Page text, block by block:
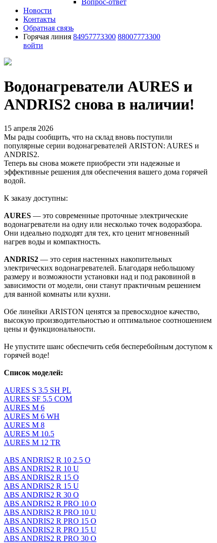
Вопрос-ответ
Новости
Контакты
Обратная связь
Горячая линия 84957773300 88007773300
войти
Водонагреватели AURES и
ANDRIS2 снова в наличии!
15 апреля 2026
Мы рады сообщить, что на склад вновь поступили
популярные серии водонагревателей ARISTON: AURES и
ANDRIS2.
Теперь вы снова можете приобрести эти надежные и
эффективные решения для обеспечения вашего дома горячей
водой.
К заказу доступны:
AURES — это современные проточные электрические
водонагреватели на одну или несколько точек водоразбора.
Они идеально подходят для тех, кто ценит мгновенный
нагрев воды и компактность.
ANDRIS2 — это серия настенных накопительных
электрических водонагревателей. Благодаря небольшому
размеру и возможности установки над и под раковиной в
зависимости от модели, они станут практичным решением
для ванной комнаты или кухни.
Обе линейки ARISTON ценятся за превосходное качество,
высокую производительностью и оптимальное соотношением
цены и функциональности.
Не упустите шанс обеспечить себя бесперебойным доступом к
горячей воде!
Список моделей:
AURES S 3.5 SH PL
AURES SF 5.5 COM
AURES M 6
AURES M 6 WH
AURES M 8
AURES M 10.5
AURES M 12 TR
ABS ANDRIS2 R 10 2.5 O
ABS ANDRIS2 R 10 U
ABS ANDRIS2 R 15 O
ABS ANDRIS2 R 15 U
ABS ANDRIS2 R 30 O
ABS ANDRIS2 R PRO 10 O
ABS ANDRIS2 R PRO 10 U
ABS ANDRIS2 R PRO 15 O
ABS ANDRIS2 R PRO 15 U
ABS ANDRIS2 R PRO 30 O